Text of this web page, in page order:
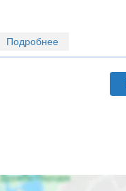
Подробнее